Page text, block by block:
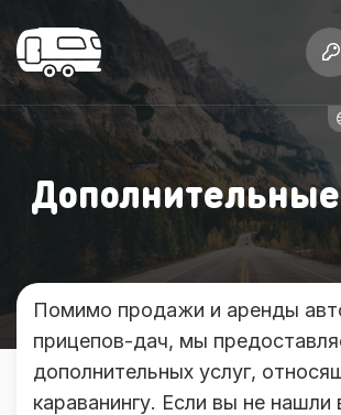
Дополнительные
Помимо продажи и аренды
прицепов-дач, мы
дополнительных услуг,
караванингу. Если вы не нашли